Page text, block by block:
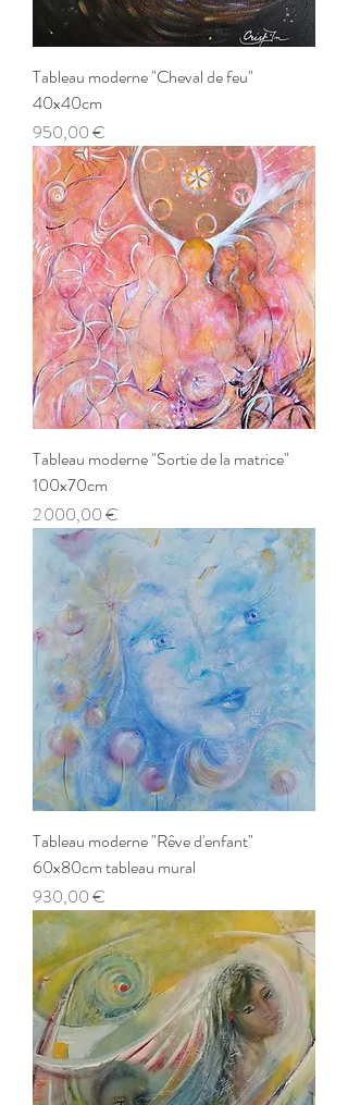
Tableau moderne "Cheval de feu"
40x40cm
Prix
950,00 €
Tableau moderne "Sortie de la matrice"
100x70cm
Prix
2 000,00 €
Tableau moderne "Rêve d'enfant"
60x80cm tableau mural
Prix
930,00 €